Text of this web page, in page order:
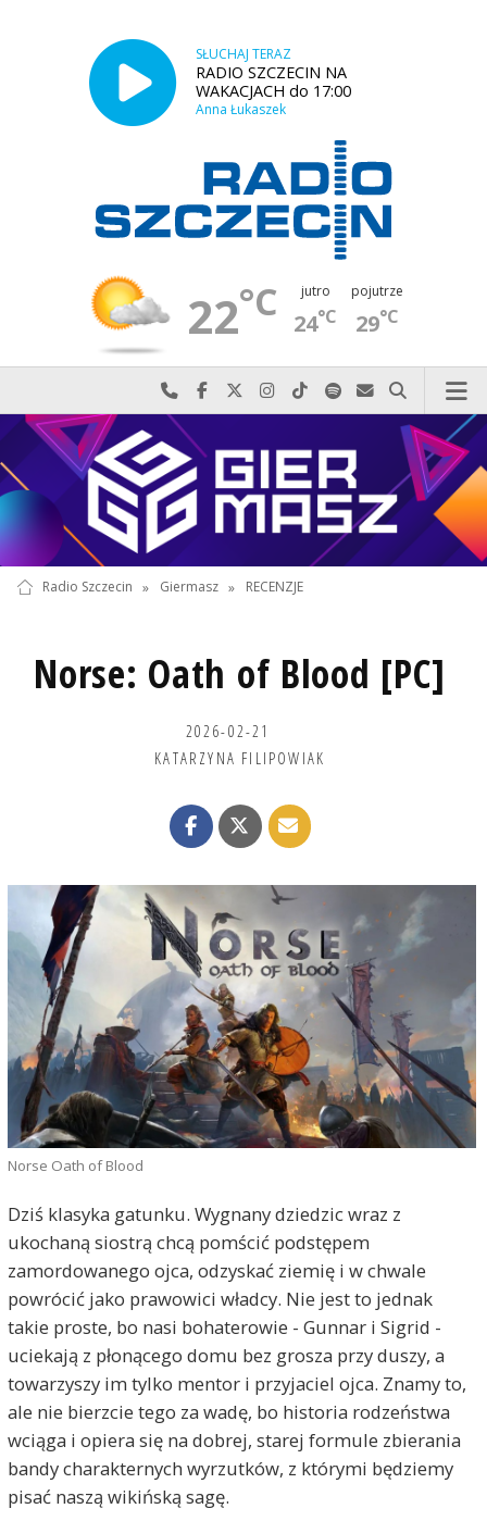
SŁUCHAJ TERAZ
RADIO SZCZECIN NA
WAKACJACH do 17:00
Anna Łukaszek
22°C jutro
24°C
pojutrze
29°C
Najlepiej po prostu do nas zadzwoń
Odwiedź nas na Facebook-u
Odwiedź nas na X
Odwiedź nas na Instagram-ie
Odwiedź nas na TikTok-u
Szukaj nas na Spotify
Wyślij do nas
Szukaj
Radio Szczecin » Giermasz » RECENZJE
Norse: Oath of Blood [PC]
2026-02-21
KATARZYNA FILIPOWIAK
Norse Oath of Blood
Dziś klasyka gatunku. Wygnany dziedzic wraz z
ukochaną siostrą chcą pomścić podstępem
zamordowanego ojca, odzyskać ziemię i w chwale
powrócić jako prawowici władcy. Nie jest to jednak
takie proste, bo nasi bohaterowie - Gunnar i Sigrid -
uciekają z płonącego domu bez grosza przy duszy, a
towarzyszy im tylko mentor i przyjaciel ojca. Znamy to,
ale nie bierzcie tego za wadę, bo historia rodzeństwa
wciąga i opiera się na dobrej, starej formule zbierania
bandy charakternych wyrzutków, z którymi będziemy
pisać naszą wikińską sagę.